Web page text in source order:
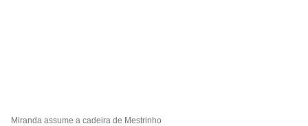
Miranda assume a cadeira de Mestrinho